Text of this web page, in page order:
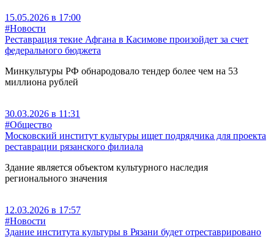
15.05.2026 в 17:00
#Новости
Реставрация текие Афгана в Касимове произойдет за счет
федерального бюджета
Минкультуры РФ обнародовало тендер более чем на 53
миллиона рублей
30.03.2026 в 11:31
#Общество
Московский институт культуры ищет подрядчика для проекта
реставрации рязанского филиала
Здание является объектом культурного наследия
регионального значения
12.03.2026 в 17:57
#Новости
Здание института культуры в Рязани будет отреставрировано